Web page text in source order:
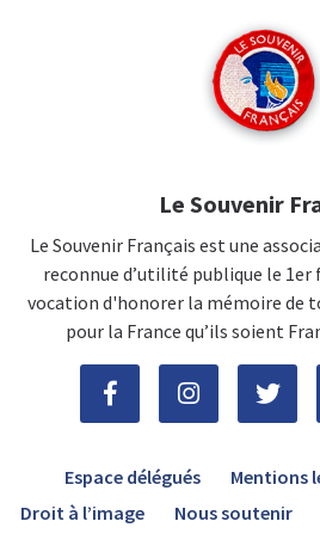
Le Souvenir
Le Souvenir Français est une
reconnue d’utilité publique le 1er
vocation d'honorer la mémoire de
pour la France qu’ils soient
Espace délégués Mentions
Droit à l’image
Nous soutenir